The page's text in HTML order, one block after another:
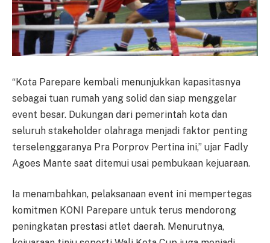
“Kota Parepare kembali menunjukkan kapasitasnya
sebagai tuan rumah yang solid dan siap menggelar
event besar. Dukungan dari pemerintah kota dan
seluruh stakeholder olahraga menjadi faktor penting
terselenggaranya Pra Porprov Pertina ini,” ujar Fadly
Agoes Mante saat ditemui usai pembukaan kejuaraan.
Ia menambahkan, pelaksanaan event ini mempertegas
komitmen KONI Parepare untuk terus mendorong
peningkatan prestasi atlet daerah. Menurutnya,